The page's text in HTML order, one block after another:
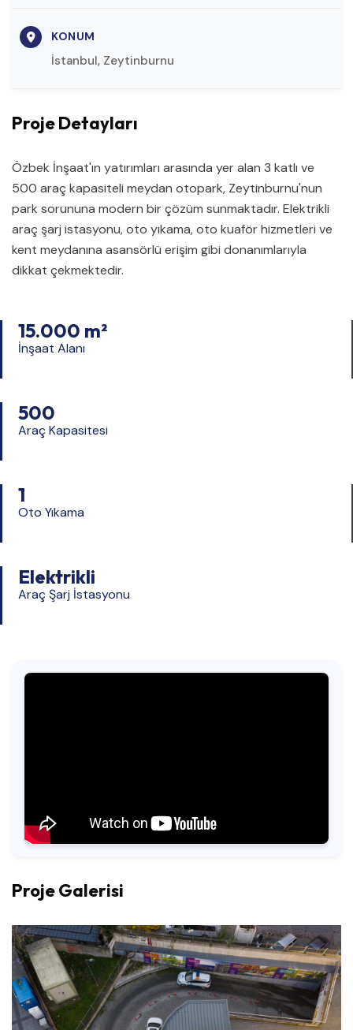
KONUM
İstanbul, Zeytinburnu
Proje Detayları
Özbek İnşaat'ın yatırımları arasında yer alan 3 katlı ve
500 araç kapasiteli meydan otopark, Zeytinburnu'nun
park sorununa modern bir çözüm sunmaktadır. Elektrikli
araç şarj istasyonu, oto yıkama, oto kuaför hizmetleri ve
kent meydanına asansörlü erişim gibi donanımlarıyla
dikkat çekmektedir.
15.000 m²
İnşaat Alanı
500
Araç Kapasitesi
1
Oto Yıkama
Elektrikli
Araç Şarj İstasyonu
Proje Galerisi